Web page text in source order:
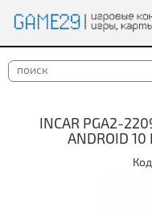
INCAR PGA2-
ANDROID